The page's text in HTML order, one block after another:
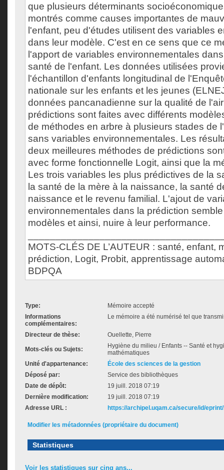
que plusieurs déterminants
montrés comme causes importantes de
l'enfant, peu d'études utilisent des variables
dans leur modèle. C'est en ce sens que ce
l'apport de variables environnementales
santé de l'enfant. Les données utilisées
l'échantillon d'enfants longitudinal de
nationale sur les enfants et les jeunes
données pancanadienne sur la qualité de
prédictions sont faites avec différents
de méthodes en arbre à plusieurs stades de
sans variables environnementales. Les
deux meilleures méthodes de prédictions
avec forme fonctionnelle Logit, ainsi que la
Les trois variables les plus prédictives de la
la santé de la mère à la naissance, la santé
naissance et le revenu familial. L'ajout de
environnementales dans la prédiction
modèles et ainsi, nuire à leur performance.
MOTS-CLÉS DE L’AUTEUR : santé, enfant,
prédiction, Logit, Probit, apprentissage
BDPQA
Type:
Mémoire accepté
Informations
complémentaires:
Le mémoire a été numérisé tel que
Directeur de thèse: Ouellette, Pierre
Mots-clés ou Sujets:
Hygiène du milieu / Enfants -- Santé et
mathématiques
Unité d'appartenance:
École des sciences de la gestion
Déposé par:
Service des bibliothèques
Date de dépôt:
19 juill. 2018 07:19
Dernière modification:
19 juill. 2018 07:19
Adresse URL :
https://archipel.uqam.ca/secure/id/
Modifier les métadonnées (propriétaire du document)
Statistiques
Voir les statistiques sur cinq ans...